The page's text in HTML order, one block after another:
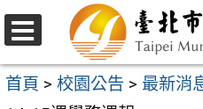
跳
至
主
要
選
單
首頁 > 校園公告 > 最新消